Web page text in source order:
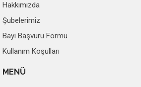
Hakkımızda
Şubelerimiz
Bayi Başvuru Formu
Kullanım Koşulları
MENÜ